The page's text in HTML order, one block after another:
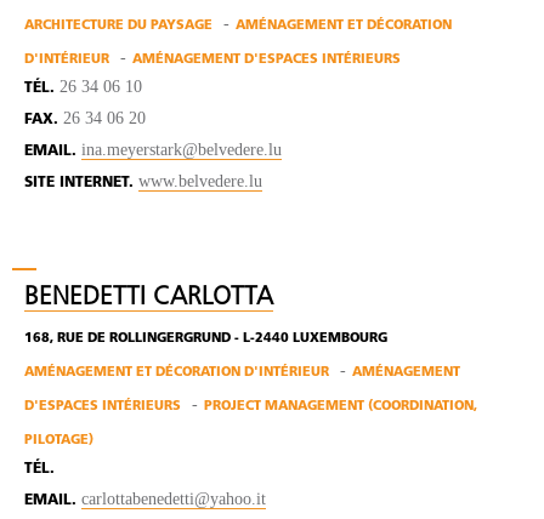
ARCHITECTURE DU PAYSAGE AMÉNAGEMENT ET DÉCORATION
D'INTÉRIEUR AMÉNAGEMENT D'ESPACES INTÉRIEURS
TÉL. 26 34 06 10
FAX. 26 34 06 20
EMAIL. ina.meyerstark@belvedere.lu
SITE INTERNET. www.belvedere.lu
BENEDETTI CARLOTTA
168, RUE DE ROLLINGERGRUND - L-2440 LUXEMBOURG
AMÉNAGEMENT ET DÉCORATION D'INTÉRIEUR AMÉNAGEMENT
D'ESPACES INTÉRIEURS PROJECT MANAGEMENT (COORDINATION,
PILOTAGE)
TÉL.
EMAIL. carlottabenedetti@yahoo.it